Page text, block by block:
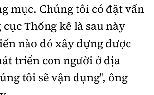
mục. Chúng tôi có đặt vấn
cục Thống kê là sau này
nào đó xây dựng được
triển con người ở địa
tôi sẽ vận dụng", ông